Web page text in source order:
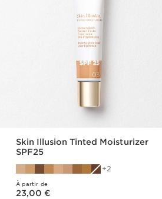
Skin Illusion Tinted Moisturizer
SPF25
2
À partir de
Nouveau prix 23,00 €
23,00 €